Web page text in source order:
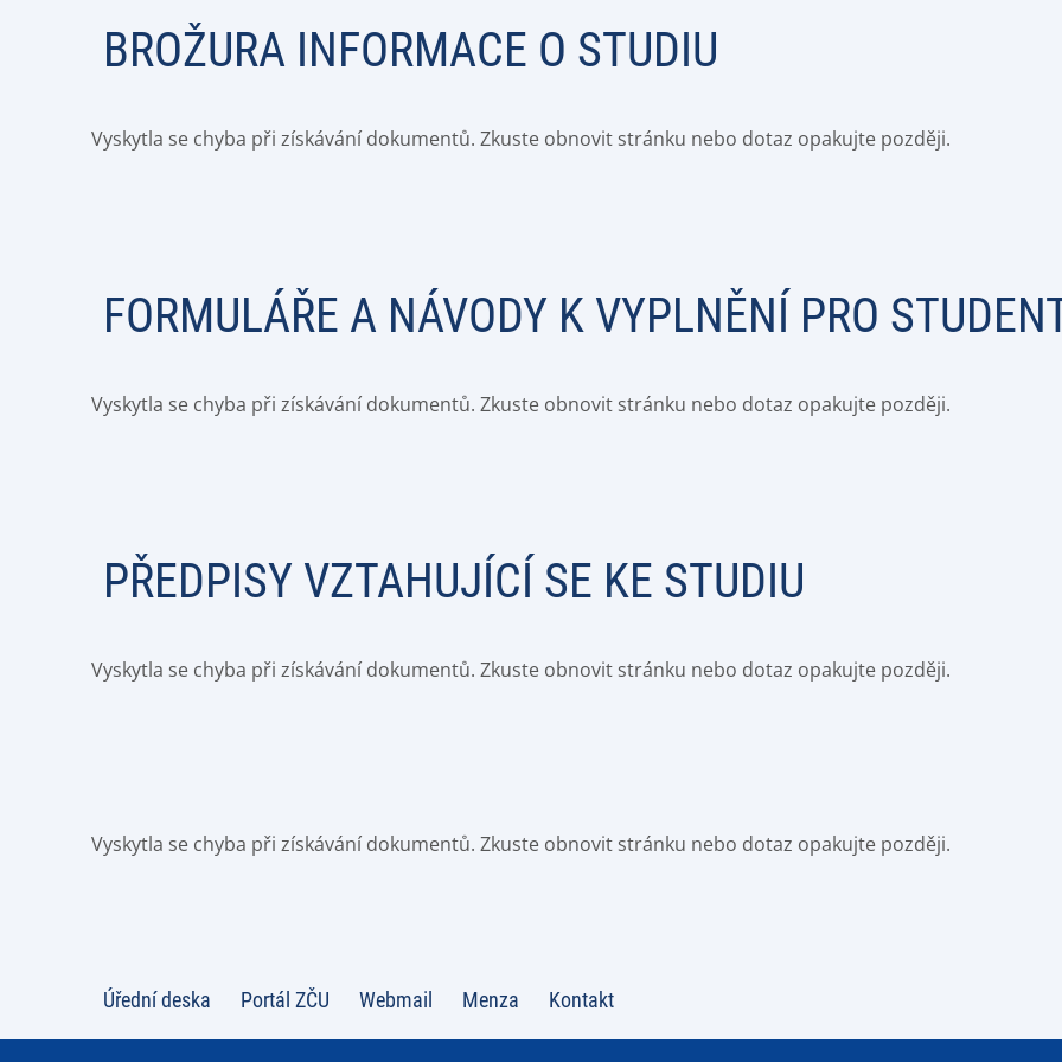
BROŽURA INFORMACE O STUDIU
Vyskytla se chyba při získávání dokumentů. Zkuste obnovit stránku nebo dotaz opakujte později.
FORMULÁŘE A NÁVODY K VYPLNĚNÍ PRO
Vyskytla se chyba při získávání dokumentů. Zkuste obnovit stránku nebo dotaz opakujte později.
PŘEDPISY VZTAHUJÍCÍ SE KE STUDIU
Vyskytla se chyba při získávání dokumentů. Zkuste obnovit stránku nebo dotaz opakujte později.
Vyskytla se chyba při získávání dokumentů. Zkuste obnovit stránku nebo dotaz opakujte později.
Úřední deska Portál ZČU Webmail Menza Kontakt